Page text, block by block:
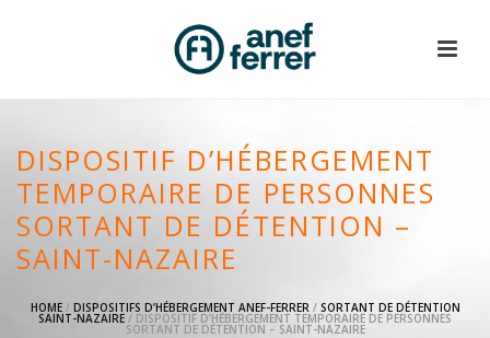
DISPOSITIF D’HÉBERGEMENT
TEMPORAIRE DE PERSONNES
SORTANT DE DÉTENTION –
SAINT-NAZAIRE
HOME/ DISPOSITIFS D’HÉBERGEMENT ANEF-FERRER/ SORTANT DE DÉTENTION
SAINT-NAZAIRE / DISPOSITIF D’HÉBERGEMENT TEMPORAIRE DE PERSONNES
SORTANT DE DÉTENTION – SAINT-NAZAIRE